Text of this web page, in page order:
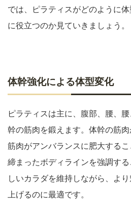
では、ピラティスがどのように体
に役立つのか見ていきましょう。
体幹強化による体型変化
ピラティスは主に、腹部、腰、
幹の筋肉を鍛えます。体幹の筋
筋肉がアンバランスに肥大する
締まったボディラインを強調す
しいカラダを維持しながら、よ
上げるのに最適です。